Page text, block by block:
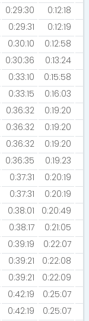
0:29:30
0:12:18
0:29:31
0:12:19
0:30:10
0:12:58
0:30:36
0:13:24
0:33:10
0:15:58
0:33:15
0:16:03
0:36:32
0:19:20
0:36:32
0:19:20
0:36:32
0:19:20
0:36:35
0:19:23
0:37:31
0:20:19
0:37:31
0:20:19
0:38:01
0:20:49
0:38:17
0:21:05
0:39:19
0:22:07
0:39:21
0:22:08
0:39:21
0:22:09
0:42:19
0:25:07
0:42:19
0:25:07